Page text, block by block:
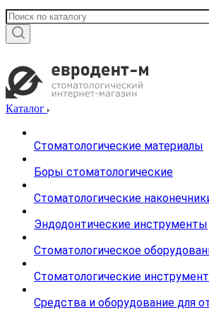
Каталог
Стоматологические материалы
Боры стоматологические
Стоматологические
Эндодонтические инструменты
Стоматологическое
Стоматологические
Средства и оборудование для